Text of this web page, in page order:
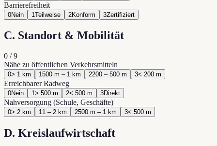
Barrierefreiheit
0Nein 1Teilweise 2Konform 3Zertifiziert
C. Standort & Mobilität
0 /9
Nähe zu öffentlichen Verkehrsmitteln
0> 1 km 1500 m – 1 km 2200 – 500 m 3< 200 m
Erreichbarer Radweg
0Nein 1> 500 m 2< 500 m 3Direkt
Nahversorgung (Schule, Geschäfte)
0> 2 km 11 – 2 km 2500 m – 1 km 3< 500 m
D. Kreislaufwirtschaft